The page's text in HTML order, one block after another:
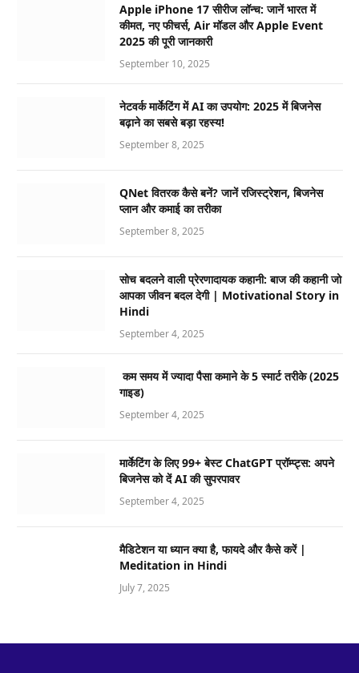
Apple iPhone 17 सीरीज लॉन्च: जानें भारत में
कीमत, नए फीचर्स, Air मॉडल और Apple Event
2025 की पूरी जानकारी
September 10, 2025
नेटवर्क मार्केटिंग में AI का उपयोग: 2025 में बिजनेस
बढ़ाने का सबसे बड़ा रहस्य!
September 8, 2025
QNet वितरक कैसे बनें? जानें रजिस्ट्रेशन, बिजनेस
प्लान और कमाई का तरीका
September 8, 2025
सोच बदलने वाली प्रेरणादायक कहानी: बाज की कहानी जो
आपका जीवन बदल देगी | Motivational Story in
Hindi
September 4, 2025
कम समय में ज्यादा पैसा कमाने के 5 स्मार्ट तरीके (2025
गाइड)
September 4, 2025
मार्केटिंग के लिए 99+ बेस्ट ChatGPT प्रॉम्प्ट्स: अपने
बिजनेस को दें AI की सुपरपावर
September 4, 2025
मैडिटेशन या ध्यान क्या है, फायदे और कैसे करें |
Meditation in Hindi
July 7, 2025